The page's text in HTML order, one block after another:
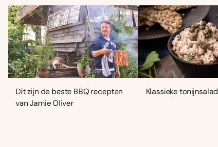
Dit zijn de beste BBQ recepten
van Jamie Oliver
Klassieke